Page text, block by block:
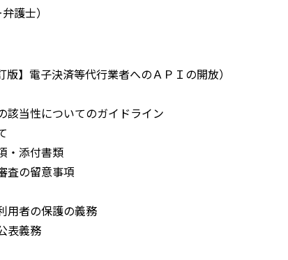
護士）
】電子決済等代行業者へのＡＰＩの開放）
該当性についてのガイドライン
・添付書類
査の留意事項
用者の保護の義務
表義務